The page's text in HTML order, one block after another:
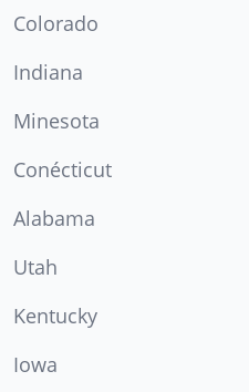
Colorado
Indiana
Minesota
Conécticut
Alabama
Utah
Kentucky
Iowa